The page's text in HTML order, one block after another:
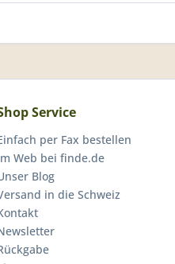
Service
per Fax bestellen
Web bei finde.de
Blog
in die Schweiz